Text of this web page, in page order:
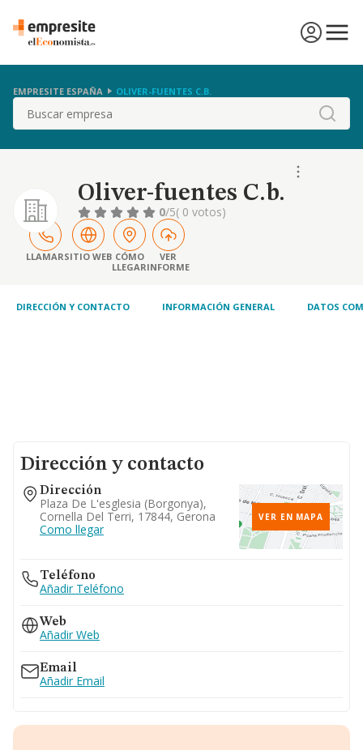
EMPRESITE ESPAÑA OLIVER-FUENTES C.B.
Buscar
Oliver-fuentes C.b.
0/5( 0 votos)
LLAMARSITIO WEB CÓMO
LLEGAR
VER
INFORME
DIRECCIÓN Y CONTACTO INFORMACIÓN GENERAL DATOS
Dirección y contacto
Dirección
Plaza De L'esglesia (borgonya),
Cornella Del Terri, 17844, Gerona
Como llegar
VER EN MAPA
Teléfono
Añadir Teléfono
Web
Añadir Web
Email
Añadir Email